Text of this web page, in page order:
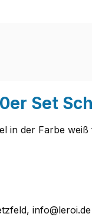
Set
in der Farbe
info@leroi.de